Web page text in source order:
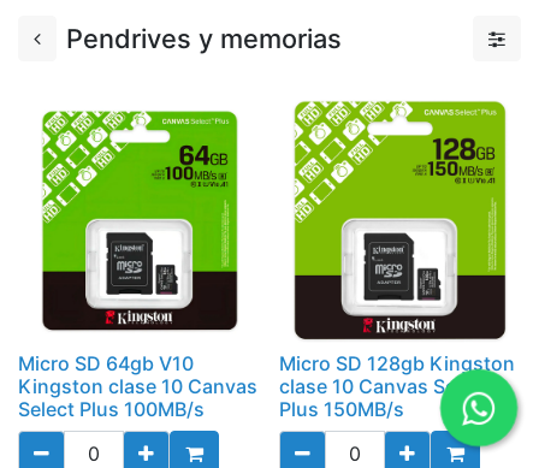
Pendrives y memorias
Micro SD 64gb V10
Kingston clase 10 Canvas
Select Plus 100MB/s
Micro SD 128gb Kingston
clase 10 Canvas Select
Plus 150MB/s